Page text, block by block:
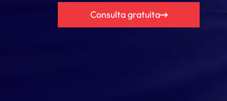
Consulta gratuita